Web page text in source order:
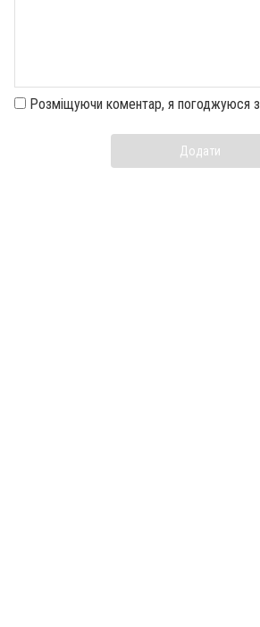
Розміщуючи коментар, я погоджуюся з
Додати